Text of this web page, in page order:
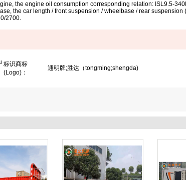
the engine oil consumption corresponding relation: ISL9.5-
the car length / front suspension / wheelbase / rear suspension
2700.
标识商标
(Logo) ：
通明牌;胜达（tongming;shengda)